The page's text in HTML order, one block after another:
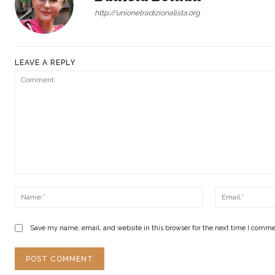
http://unionetradizionalista.org
LEAVE A REPLY
Name:*
Save my name, email, and website in this browser for the next time I